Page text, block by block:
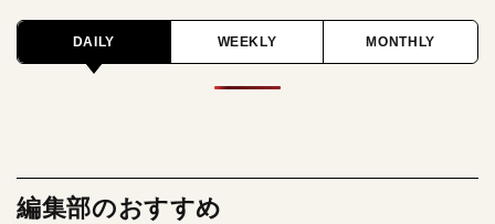
DAILY WEEKLY MONTHLY
編集部のおすすめ